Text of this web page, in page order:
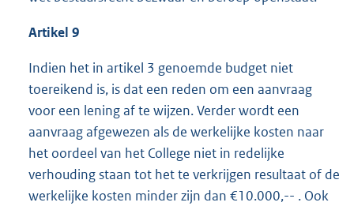
Artikel 9
Indien het in artikel 3 genoemde budget niet
toereikend is, is dat een reden om een aanvraag
voor een lening af te wijzen. Verder wordt een
aanvraag afgewezen als de werkelijke kosten naar
het oordeel van het College niet in redelijke
verhouding staan tot het te verkrijgen resultaat of de
werkelijke kosten minder zijn dan €10.000,-- . Ook